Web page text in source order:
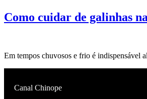
Como cuidar de galinhas
Em tempos chuvosos e frio é indispensável
Canal Chinope